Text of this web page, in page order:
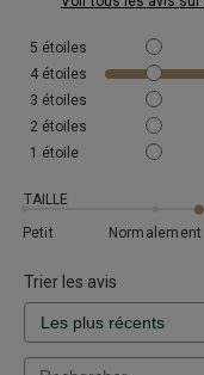
5 étoiles
4 étoiles
3 étoiles
2 étoiles
1 étoile
TAILLE
Petit
Normalement
Trier les avis